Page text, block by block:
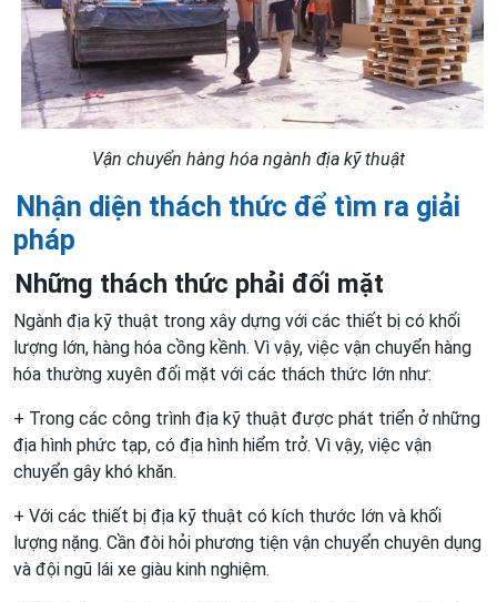
Vận chuyển hàng hóa ngành địa kỹ thuật
Nhận diện thách thức để tìm ra giải
pháp
Những thách thức phải đối mặt
Ngành địa kỹ thuật trong xây dựng với các thiết bị có khối
lượng lớn, hàng hóa cồng kềnh. Vì vậy, việc vận chuyển hàng
hóa thường xuyên đối mặt với các thách thức lớn như:
+ Trong các công trình địa kỹ thuật được phát triển ở những
địa hình phức tạp, có địa hình hiểm trở. Vì vậy, việc vận
chuyển gây khó khăn.
+ Với các thiết bị địa kỹ thuật có kích thước lớn và khối
lượng nặng. Cần đòi hỏi phương tiện vận chuyển chuyên dụng
và đội ngũ lái xe giàu kinh nghiệm.